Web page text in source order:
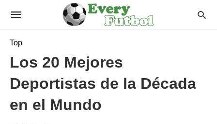
Top
Los 20 Mejores
Deportistas de la Década
en el Mundo